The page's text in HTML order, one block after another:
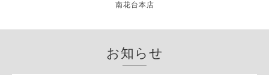
南花台本店
お知らせ